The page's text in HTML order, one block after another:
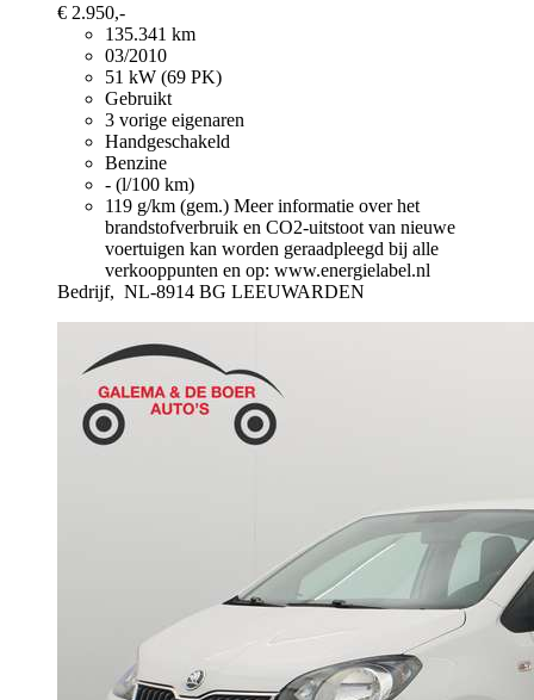
€ 2.950,-
135.341 km
03/2010
51 kW (69 PK)
Gebruikt
3 vorige eigenaren
Handgeschakeld
Benzine
- (l/100 km)
119 g/km (gem.) Meer informatie over het
brandstofverbruik en CO2-uitstoot van nieuwe
voertuigen kan worden geraadpleegd bij alle
verkooppunten en op: www.energielabel.nl
Bedrijf, NL-8914 BG LEEUWARDEN